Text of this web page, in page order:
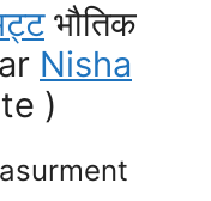
भौतिक
Nisha
)